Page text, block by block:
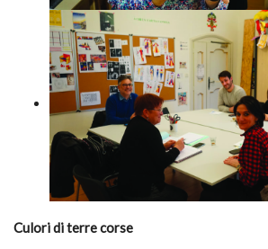
Culori di terre corse